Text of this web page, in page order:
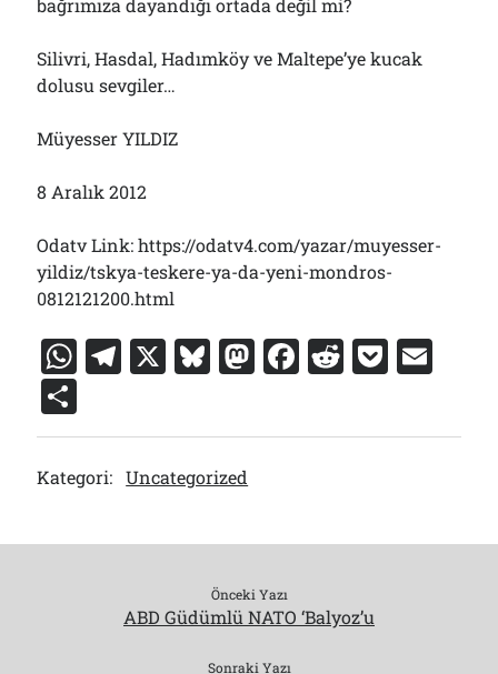
bağrımıza dayandığı ortada değil mi?
Silivri, Hasdal, Hadımköy ve Maltepe’ye kucak
dolusu sevgiler…
Müyesser YILDIZ
8 Aralık 2012
Odatv Link: https://odatv4.com/yazar/muyesser-
yildiz/tskya-teskere-ya-da-yeni-mondros-
0812121200.html
W
at
s
A
p
T
e
gr
a
m
X Bl
e
s
k
y
M
st
o
F
c
o
k
R
d
P
c ai
h
ar
e
Kategori: Uncategorized
Önceki Yazı
ABD Güdümlü NATO ‘Balyoz’u
Sonraki Yazı